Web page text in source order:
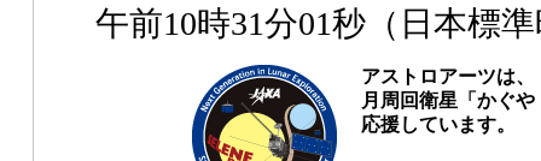
午前10時31分01秒（日本標
アストロアーツは、
月周回衛星「かぐ
応援しています。